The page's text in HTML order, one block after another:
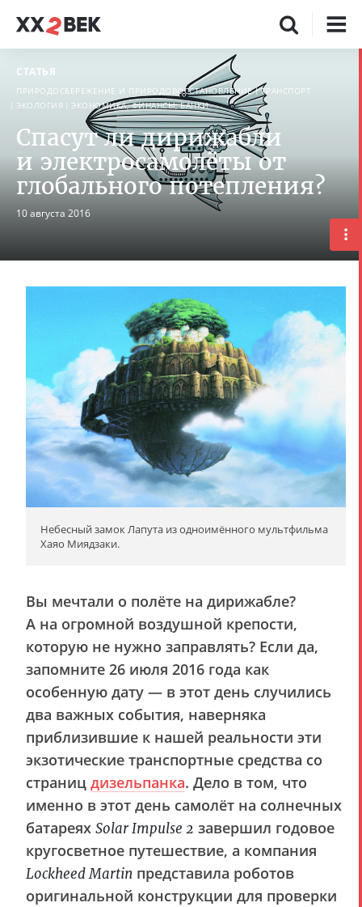
СТАТЬЯ
ПРИРОДОСБЕРЕЖЕНИЕ И ПРИРОДОВОССТАНОВЛЕНИЕ
ТРАНСПОРТ
ЭКОЛОГИЯ
ЭКОНОМИКА, ФИНАНСЫ, БАНКИ
Спасут ли дирижабли
и электросамолёты от
глобального потепления?
10 августа 2016
Небесный замок Лапута из одноимённого мультфильма
Хаяо Миядзаки.
Вы мечтали о полёте на дирижабле?
А на огромной воздушной крепости,
которую не нужно заправлять? Если да,
запомните 26 июля 2016 года как
особенную дату — в этот день случились
два важных события, наверняка
приблизившие к нашей реальности эти
экзотические транспортные средства со
страниц дизельпанка. Дело в том, что
именно в этот день самолёт на солнечных
батареях Solar Impulse 2 завершил годовое
кругосветное путешествие, а компания
Lockheed Martin представила роботов
оригинальной конструкции для проверки